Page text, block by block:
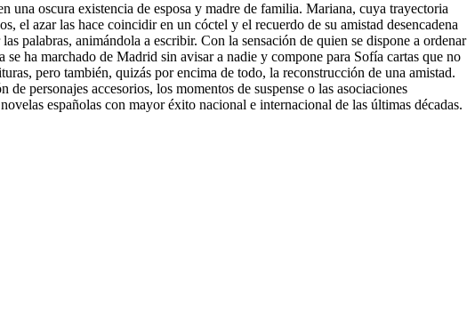
oscura existencia de esposa y madre de familia. Mariana, cuya trayectoria
el azar las hace coincidir en un cóctel y el recuerdo de su amistad desencadena
palabras, animándola a escribir. Con la sensación de quien se dispone a ordenar
ha marchado de Madrid sin avisar a nadie y compone para Sofía cartas que no
pero también, quizás por encima de todo, la reconstrucción de una amistad.
personajes accesorios, los momentos de suspense o las asociaciones
españolas con mayor éxito nacional e internacional de las últimas décadas.